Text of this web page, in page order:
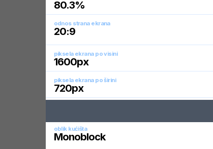
80.3%
odnos strana ekrana
20:9
piksela ekrana po visini
1600px
piksela ekrana po širini
720px
oblik kućišta
Monoblock